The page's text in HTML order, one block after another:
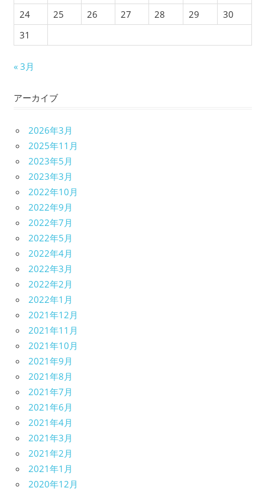
24
25 26 27 28 29
30
31
« 3月
アーカイブ
2026年3月
2025年11月
2023年5月
2023年3月
2022年10月
2022年9月
2022年7月
2022年5月
2022年4月
2022年3月
2022年2月
2022年1月
2021年12月
2021年11月
2021年10月
2021年9月
2021年8月
2021年7月
2021年6月
2021年4月
2021年3月
2021年2月
2021年1月
2020年12月